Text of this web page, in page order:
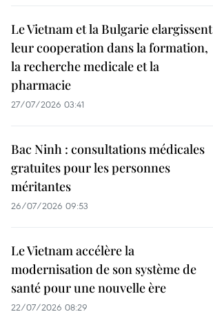
Le Vietnam et la Bulgarie elargissent
leur cooperation dans la formation,
la recherche medicale et la
pharmacie
27/07/2026 03:41
Bac Ninh : consultations médicales
gratuites pour les personnes
méritantes
26/07/2026 09:53
Le Vietnam accélère la
modernisation de son système de
santé pour une nouvelle ère
22/07/2026 08:29